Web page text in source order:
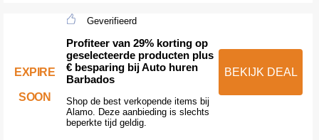
EXPIRE
SOON
Geverifieerd
Profiteer van 29% korting op
geselecteerde producten plus
€ besparing bij Auto huren
Barbados
Shop de best verkopende items bij
Alamo. Deze aanbieding is slechts
beperkte tijd geldig.
BEKIJK DEAL